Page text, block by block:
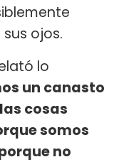
ojos.
lo
un canasto
cosas
somos
no